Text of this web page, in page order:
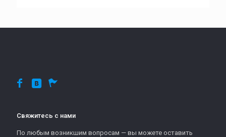
Свяжитесь с нами
По любым возникшим вопросам — вы можете оставить